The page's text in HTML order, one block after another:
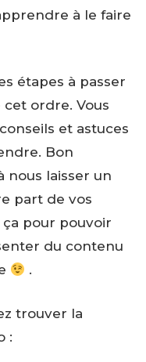
à le faire
étapes à passer
ordre. Vous
et astuces
Bon
nous laisser un
part de vos
pour pouvoir
du contenu
.
trouver la
: